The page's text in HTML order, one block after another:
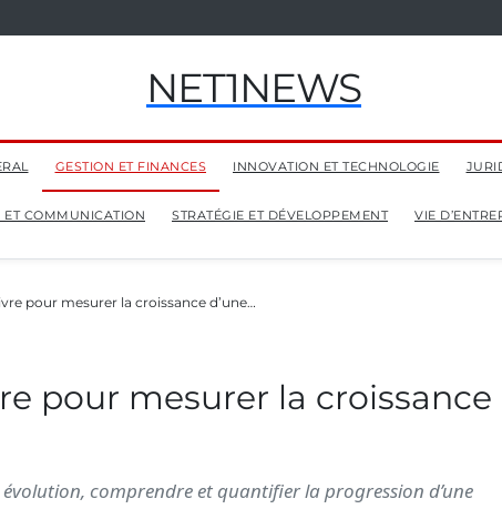
NET1NEWS
GESTION ET FINANCES INNOVATION ET TECHNOLOGIE
ET COMMUNICATION STRATÉGIE ET DÉVELOPPEMENT VIE
pour mesurer la croissance d’une…
pour mesurer la croissance
comprendre et quantifier la progression d’une